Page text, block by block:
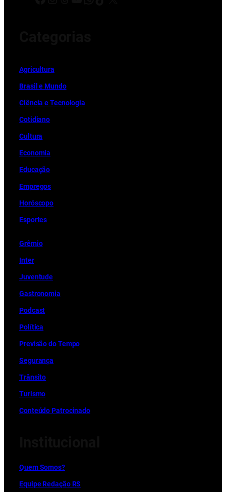
Agricultura
Brasil e Mundo
Ciência e Tecnologia
Cotidiano
Cultura
Economia
Educação
Empregos
Horóscopo
Esportes
Grêmio
Inter
Juventude
Gastronomia
Podcast
Política
Previsão do Tempo
Segurança
Trânsito
Turismo
Conteúdo Patrocinado
Quem Somos?
Equipe Redação RS